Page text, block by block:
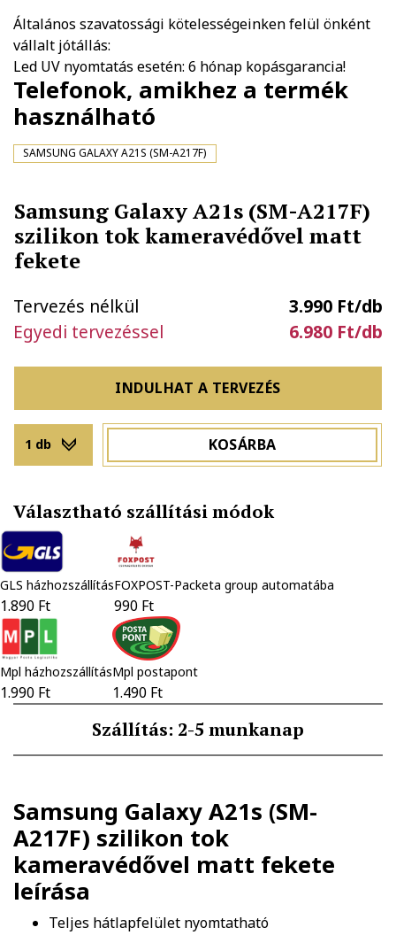
Általános szavatossági kötelességeinken felül önként
vállalt jótállás:
Led UV nyomtatás esetén: 6 hónap kopásgarancia!
Telefonok, amikhez a termék
használható
SAMSUNG GALAXY A21S (SM-A217F)
Samsung Galaxy A21s (SM-A217F)
szilikon tok kameravédővel matt
fekete
Tervezés nélkül
3.990 Ft/db
Egyedi tervezéssel
6.980 Ft/db
INDULHAT A TERVEZÉS
1 db KOSÁRBA
Választható szállítási módok
GLS házhozszállítás
1.890 Ft
FOXPOST-Packeta group automatába
990 Ft
Mpl házhozszállítás
1.990 Ft
Mpl postapont
1.490 Ft
Szállítás: 2-5 munkanap
Samsung Galaxy A21s (SM-
A217F) szilikon tok
kameravédővel matt fekete
leírása
Teljes hátlapfelület nyomtatható